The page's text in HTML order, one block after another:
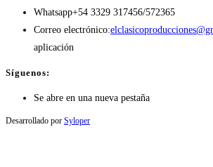
Whatsapp+54 3329 317456/572365
Correo electrónico:
aplicación
Síguenos:
Se abre en una nueva pestaña
Desarrollado por Syloper